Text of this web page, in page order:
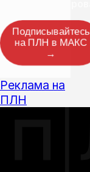
Подписывайтесь
на ПЛН в МАКС
→
Реклама на
ПЛН